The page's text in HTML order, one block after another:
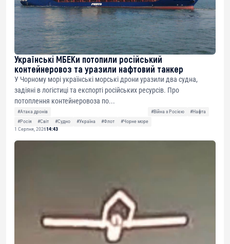
Українські МБЕКи потопили російський
контейнеровоз та уразили нафтовий танкер
У Чорному морі українські морські дрони уразили два судна,
задіяні в логістиці та експорті російських ресурсів. Про
потоплення контейнеровоза по...
#Атака дронів #Війна з Росією
#Нафта
#Росія
#Світ #Судно #Україна #Флот
#Чорне море
1 Серпня, 202614:43